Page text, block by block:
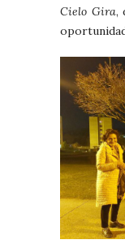
Cielo Gira,